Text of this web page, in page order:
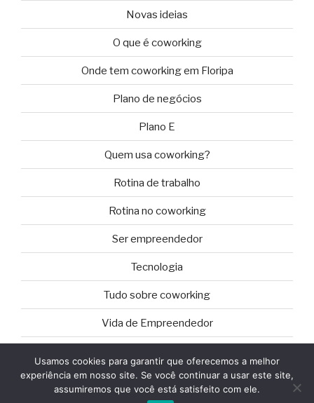
Novas ideias
O que é coworking
Onde tem coworking em Floripa
Plano de negócios
Plano E
Quem usa coworking?
Rotina de trabalho
Rotina no coworking
Ser empreendedor
Tecnologia
Tudo sobre coworking
Vida de Empreendedor
Orgulhosamente desenvolvido com WordPress
Usamos cookies para garantir que oferecemos a melhor
experiência em nosso site. Se você continuar a usar este site,
assumiremos que você está satisfeito com ele.